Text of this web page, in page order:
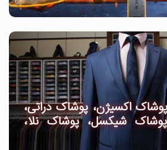
اکسیژن، پوشاک دراتی،
شیکسل، پوشاک نلا،